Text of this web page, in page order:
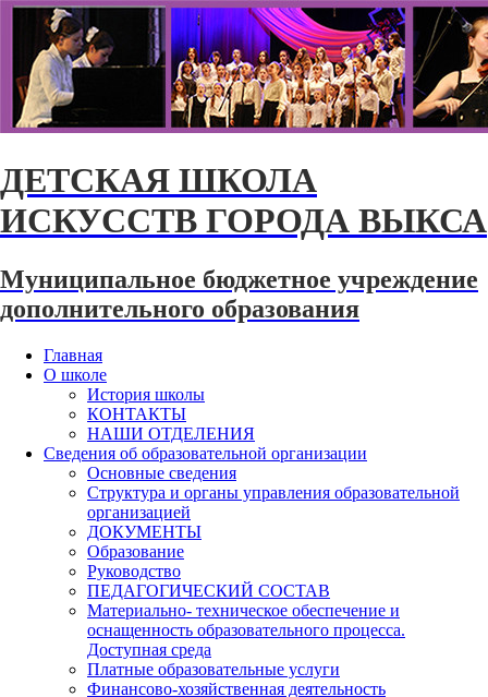
ДЕТСКАЯ ШКОЛА
ИСКУССТВ ГОРОДА ВЫКСА
Муниципальное бюджетное учреждение
дополнительного образования
Главная
О школе
История школы
КОНТАКТЫ
НАШИ ОТДЕЛЕНИЯ
Сведения об образовательной организации
Основные сведения
Структура и органы управления образовательной
организацией
ДОКУМЕНТЫ
Образование
Руководство
ПЕДАГОГИЧЕСКИЙ СОСТАВ
Материально- техническое обеспечение и
оснащенность образовательного процесса.
Доступная среда
Платные образовательные услуги
Финансово-хозяйственная деятельность